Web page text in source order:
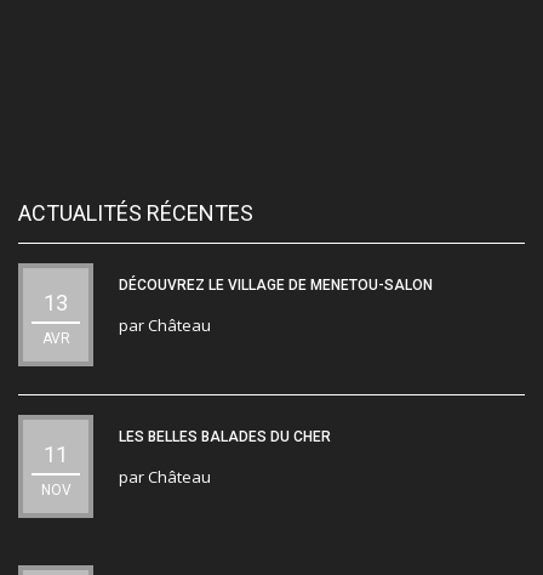
ACTUALITÉS RÉCENTES
13
AVR
DÉCOUVREZ LE VILLAGE DE MENETOU-SALON
parChâteau
11
NOV
LES BELLES BALADES DU CHER
parChâteau